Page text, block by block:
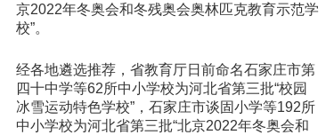
京2022年冬奥会和冬残奥会奥林匹克教育示范学
校”。
经各地遴选推荐，省教育厅日前命名石家庄市第
四十中学等62所中小学校为河北省第三批“校园
冰雪运动特色学校”，石家庄市谈固小学等192所
中小学校为河北省第三批“北京2022年冬奥会和